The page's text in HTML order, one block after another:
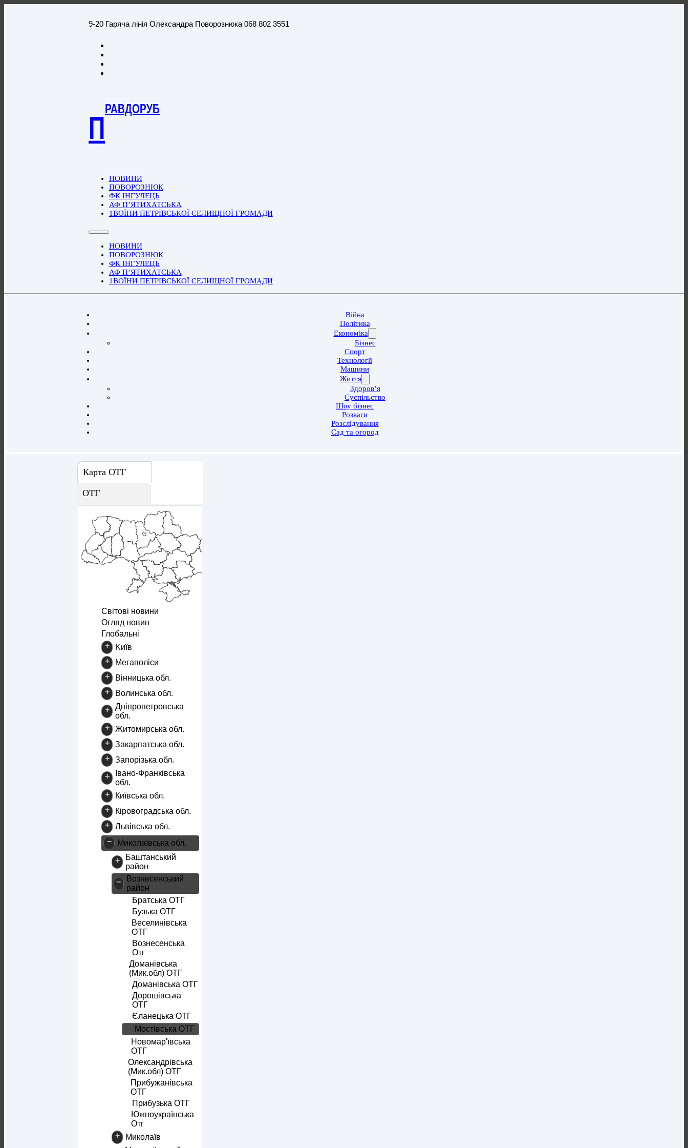
9-20 Гаряча лінія Олександра Поворознюка 068 802 3551
П
РАВДОРУБ
НОВИНИ
ПОВОРОЗНЮК
ФК ІНГУЛЕЦЬ
АФ П’ЯТИХАТСЬКА
1ВОЇНИ ПЕТРІВСЬКОЇ СЕЛИЩНОЇ ГРОМАДИ
НОВИНИ
ПОВОРОЗНЮК
ФК ІНГУЛЕЦЬ
АФ П’ЯТИХАТСЬКА
1ВОЇНИ ПЕТРІВСЬКОЇ СЕЛИЩНОЇ ГРОМАДИ
Війна
Політика
Економіка
Бізнес
Спорт
Технології
Машини
Життя
Здоров’я
Суспільство
Шоу бізнес
Розваги
Розслідування
Сад та огород
Карта ОТГ
ОТГ
Світові новини
Огляд новин
Глобальні
+
Kиїв
+
Mегаполіси
+
Вінницька обл.
+
Волинська обл.
+
Дніпропетровська
обл.
+
Житомирська обл.
+
Закарпатська обл.
+
Запорізька обл.
+
Івано-Франківська
обл.
+
Київська обл.
+
Кіровоградська обл.
+
Львівська обл.
−
Миколаївська обл.
+
Баштанський
район
−
Вознесенський
район
Братська ОТГ
Бузька ОТГ
Веселинівська
ОТГ
Вознесенська
Отг
Доманівська
(Мик.обл) ОТГ
Доманівська ОТГ
Дорошівська
ОТГ
Єланецька ОТГ
Мостівська ОТГ
Новомар'ївська
ОТГ
Олександрівська
(Мик.обл) ОТГ
Прибужанівська
ОТГ
Прибузька ОТГ
Южноукраїнська
Отг
+
Миколаїв